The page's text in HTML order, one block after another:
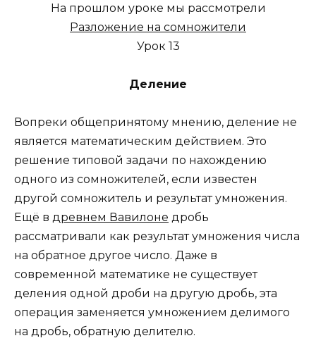
На прошлом уроке мы рассмотрели
Разложение на сомножители
Урок 13
Деление
Вопреки общепринятому мнению, деление не
является математическим действием. Это
решение типовой задачи по нахождению
одного из сомножителей, если известен
другой сомножитель и результат умножения.
Ещё в древнем Вавилоне дробь
рассматривали как результат умножения числа
на обратное другое число. Даже в
современной математике не существует
деления одной дроби на другую дробь, эта
операция заменяется умножением делимого
на дробь, обратную делителю.